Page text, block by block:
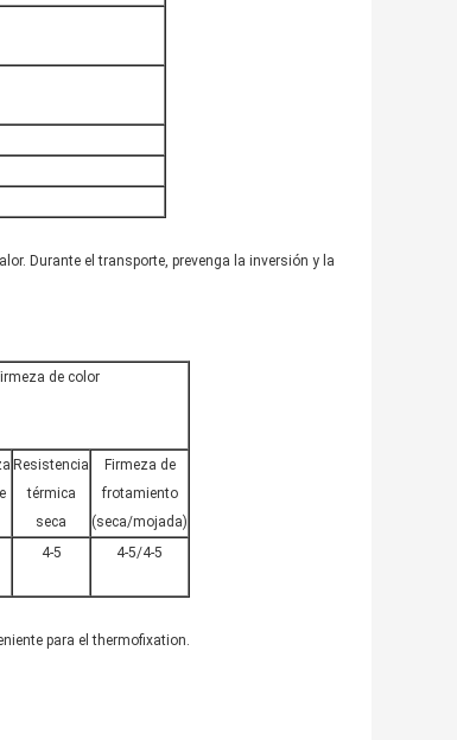
Durante el transporte, prevenga la inversión y la
de color
Resistencia
térmica
seca
Firmeza de
frotamiento
(seca/mojada)
4-5 4-5/4-5
para el thermofixation.